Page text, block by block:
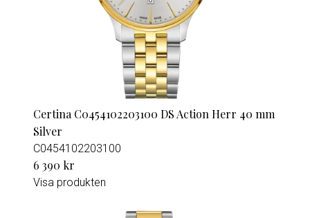
Certina C0454102203100 DS Action Herr 40 mm
Silver
C0454102203100
6 390 kr
Visa produkten